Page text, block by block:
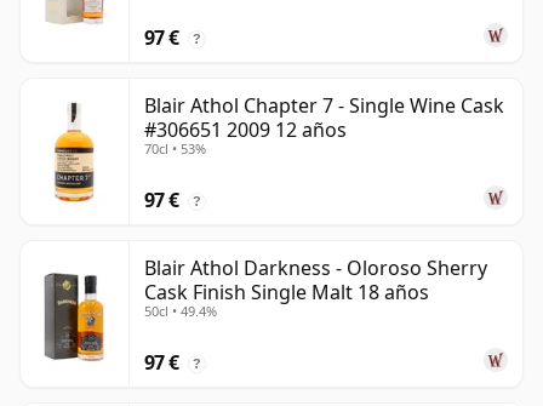
97 € ?
Blair Athol Chapter 7 - Single Wine Cask
#306651 2009 12 años
70cl • 53%
97 € ?
Blair Athol Darkness - Oloroso Sherry
Cask Finish Single Malt 18 años
50cl • 49.4%
97 € ?